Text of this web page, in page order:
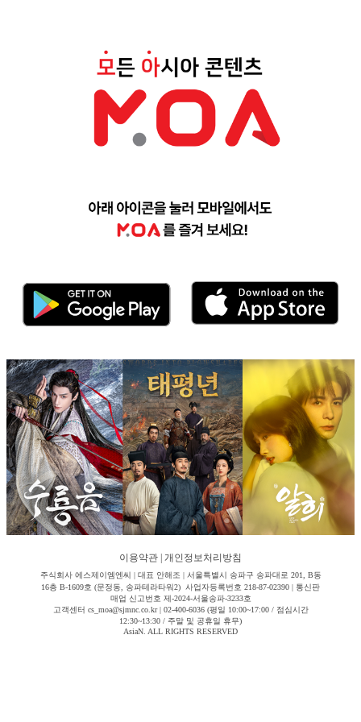
이용약관 개인정보처리방침
주식회사 에스제이엠엔씨 | 대표 안해조 | 서울특별시 송파구 송파대로 201, B동
16층 B-1609호 (문정동, 송파테라타워2) 사업자등록번호 218-87-02390 | 통신판
매업 신고번호 제-2024-서울송파-3233호
고객센터 cs_moa@sjmnc.co.kr | 02-400-6036 (평일 10:00~17:00 / 점심시간
12:30~13:30 / 주말 및 공휴일 휴무)
AsiaN. ALL RIGHTS RESERVED